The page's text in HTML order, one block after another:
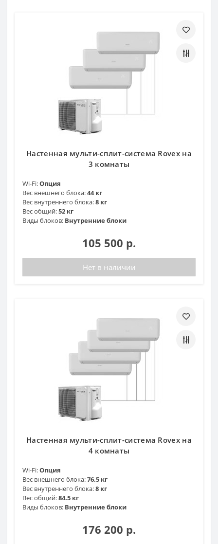
Настенная мульти-сплит-система Rovex на
3 комнаты
Wi-Fi:Опция
Вес внешнего блока:44 кг
Вес внутреннего блока:8 кг
Вес общий:52 кг
Виды блоков: Внутренние блоки
105 500 р.
Нет в наличии
Настенная мульти-сплит-система Rovex на
4 комнаты
Wi-Fi:Опция
Вес внешнего блока:76.5 кг
Вес внутреннего блока:8 кг
Вес общий:84.5 кг
Виды блоков: Внутренние блоки
176 200 р.